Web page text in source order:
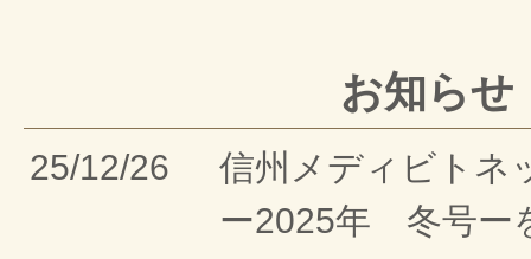
お知らせ
25/12/26
信州メディビトネ
ー2025年 冬号ー